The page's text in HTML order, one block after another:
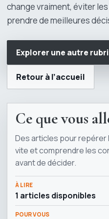
change vraiment, éviter
prendre de meilleures
Explorer une autre
Retour à l’accueil
Ce que vous
Des articles pour
vite et comprendre les
avant de décider.
À LIRE
1 articles disponibles
POUR VOUS